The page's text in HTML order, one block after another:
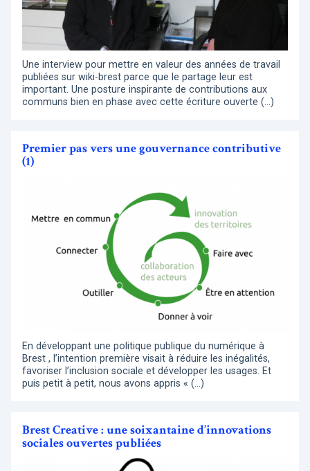
Une interview pour mettre en valeur des années de travail
publiées sur wiki-brest parce que le partage leur est
important. Une posture inspirante de contributions aux
communs bien en phase avec cette écriture ouverte (…)
Premier pas vers une gouvernance contributive
(1)
En développant une politique publique du numérique à
Brest , l’intention première visait à réduire les inégalités,
favoriser l’inclusion sociale et développer les usages. Et
puis petit à petit, nous avons appris « (…)
Brest Creative : une soixantaine d’innovations
sociales ouvertes publiées